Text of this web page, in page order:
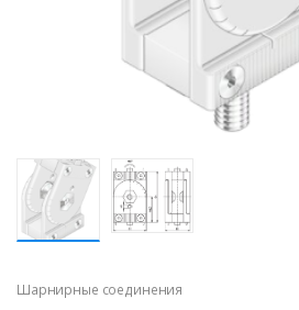
Шарнирные соединения